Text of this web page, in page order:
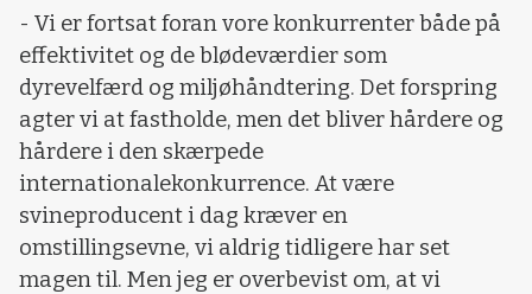
- Vi er fortsat foran vore konkurrenter både på
effektivitet og de blødeværdier som
dyrevelfærd og miljøhåndtering. Det forspring
agter vi at fastholde, men det bliver hårdere og
hårdere i den skærpede
internationalekonkurrence. At være
svineproducent i dag kræver en
omstillingsevne, vi aldrig tidligere har set
magen til. Men jeg er overbevist om, at vi